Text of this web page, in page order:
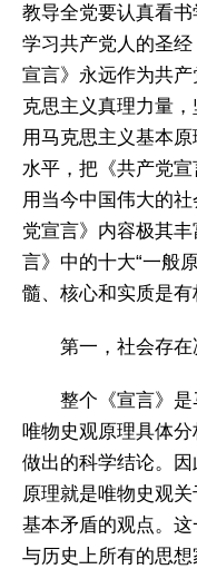
教导全党要认真看
学习共产党人的圣
宣言》永远作为共
克思主义真理力量
用马克思主义基本
水平，把《共产党
用当今中国伟大的
党宣言》内容极其
言》中的十大“一般
髓、核心和实质是有
第一，社会存
整个《宣言》
唯物史观原理具体
做出的科学结论。
原理就是唯物史观
基本矛盾的观点。
与历史上所有的思